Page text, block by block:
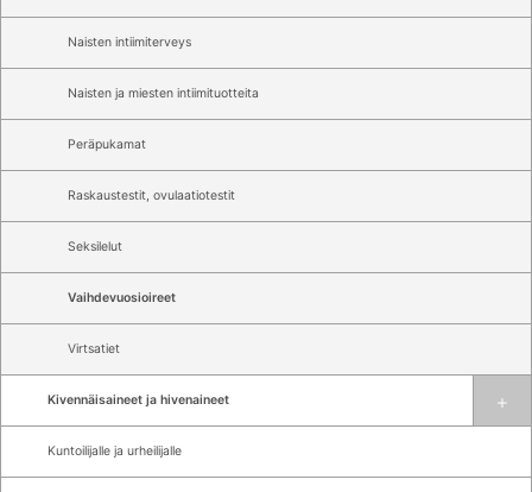
Naisten intiimiterveys
Naisten ja miesten intiimituotteita
Peräpukamat
Raskaustestit, ovulaatiotestit
Seksilelut
Vaihdevuosioireet
Virtsatiet
Kivennäisaineet ja hivenaineet
Kuntoilijalle ja urheilijalle